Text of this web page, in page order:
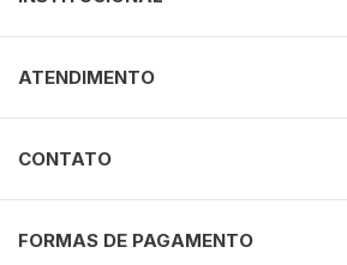
ATENDIMENTO
CONTATO
FORMAS DE PAGAMENTO